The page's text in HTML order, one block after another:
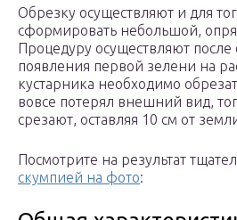
Обрезку осуществляют и для
сформировать небольшой,
Процедуру осуществляют после
появления первой зелени на
кустарника необходимо
вовсе потерял внешний вид,
срезают, оставляя 10 см от
Посмотрите на результат
скумпией на фото: